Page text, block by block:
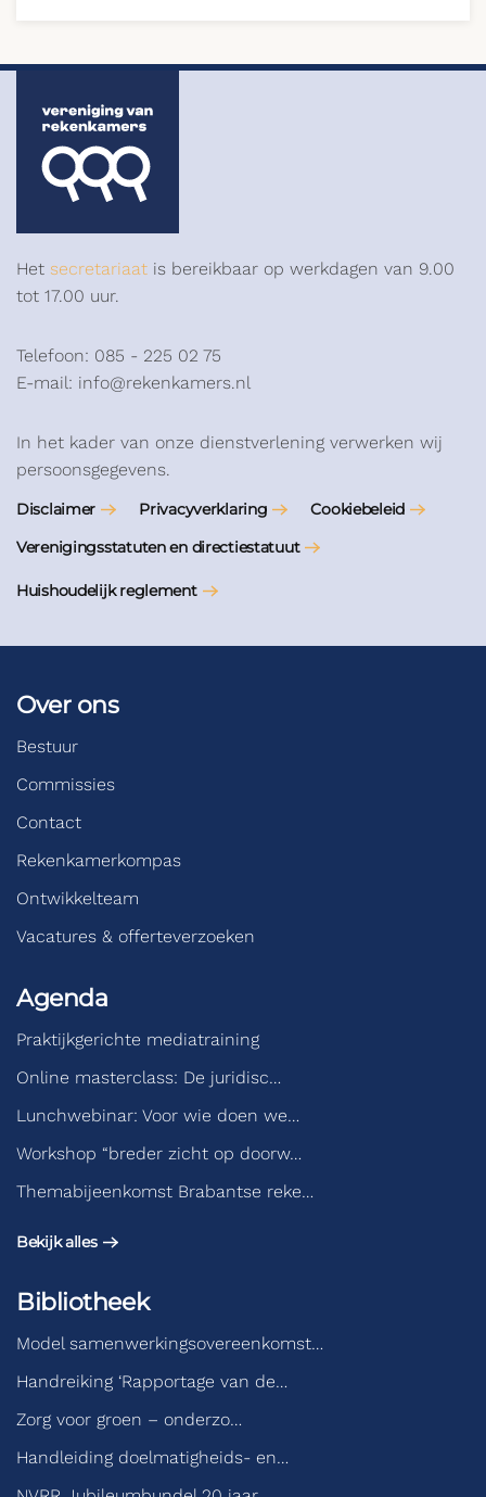
Het secretariaat is bereikbaar op werkdagen van 9.00
tot 17.00 uur.
Telefoon: 085 - 225 02 75
E-mail: info@rekenkamers.nl
In het kader van onze dienstverlening verwerken wij
persoonsgegevens.
Disclaimer Privacyverklaring
Cookiebeleid
Verenigingsstatuten en directiestatuut
Huishoudelijk reglement
Over ons
Bestuur
Commissies
Contact
Rekenkamerkompas
Ontwikkelteam
Vacatures & offerteverzoeken
Agenda
Praktijkgerichte mediatraining
Online masterclass: De juridisc…
Lunchwebinar: Voor wie doen we…
Workshop “breder zicht op doorw…
Themabijeenkomst Brabantse reke…
Bekijk alles
Bibliotheek
Model samenwerkingsovereenkomst…
Handreiking ‘Rapportage van de…
Zorg voor groen – onderzo…
Handleiding doelmatigheids- en…